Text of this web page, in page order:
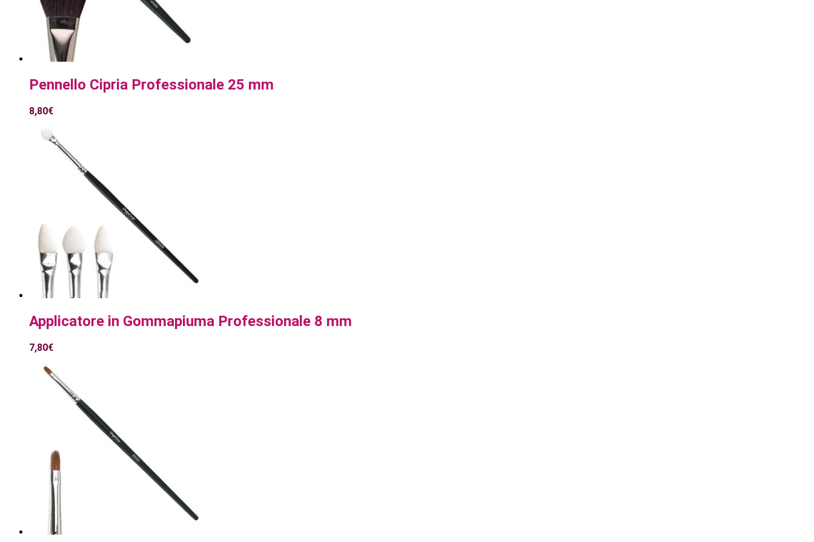
Pennello Cipria Professionale 25 mm
8,80€
Applicatore in Gommapiuma Professionale 8 mm
7,80€